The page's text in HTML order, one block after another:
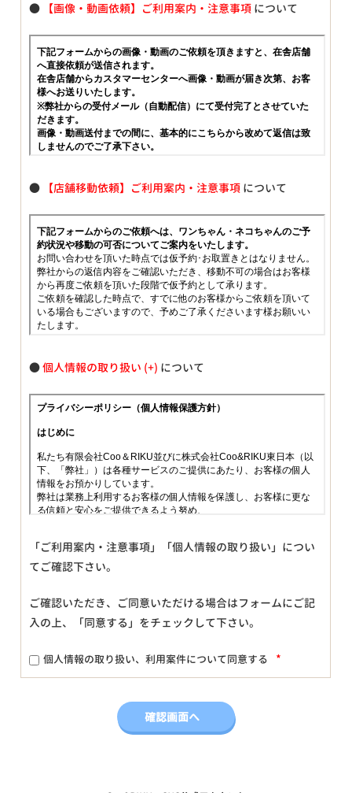
● 【画像・動画依頼】ご利用案内・注意事項 について
● 【店舗移動依頼】ご利用案内・注意事項 について
●個人情報の取り扱い について
「ご利用案内・注意事項」「個人情報の取り扱い」につい
てご確認下さい。
ご確認いただき、ご同意いただける場合はフォームにご記
入の上、「同意する」をチェックして下さい。
個人情報の取り扱い、利用案件について同意する *